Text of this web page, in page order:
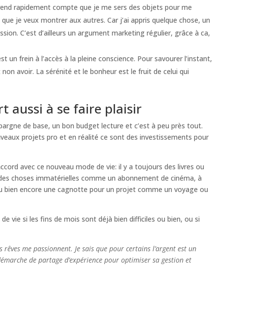
rapidement compte que je me sers des objets pour me
je veux montrer aux autres. Car j’ai appris quelque chose, un
C’est d’ailleurs un argument marketing régulier, grâce à ca,
un frein à l’accès à la pleine conscience. Pour savourer l’instant,
avoir. La sérénité et le bonheur est le fruit de celui qui
aussi à se faire plaisir
de base, un bon budget lecture et c’est à peu près tout.
projets pro et en réalité ce sont des investissements pour
avec ce nouveau mode de vie: il y a toujours des livres ou
choses immatérielles comme un abonnement de cinéma, à
encore une cagnotte pour un projet comme un voyage ou
vie si les fins de mois sont déjà bien difficiles ou bien, ou si
me passionnent. Je sais que pour certains l’argent est un
de partage d’expérience pour optimiser sa gestion et